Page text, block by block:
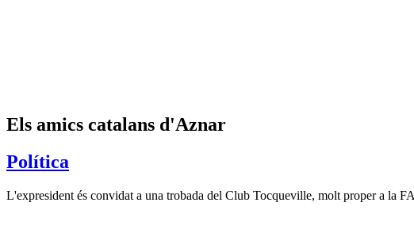
Els amics catalans d'Aznar
Política
L'expresident és convidat a una trobada del Club Tocqueville, molt proper a la